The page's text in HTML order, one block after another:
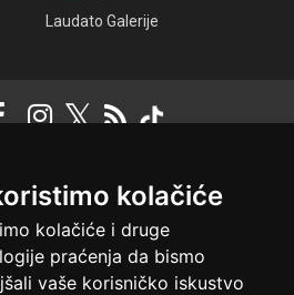
kolačiće
kolačiće i druge
praćenja da bismo
vaše korisničko iskustvo
Laudato Galerije
𝕏
Ime dobrote
Riva 6, Rijeka